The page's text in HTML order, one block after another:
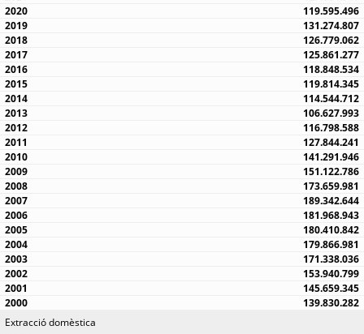
119.595.496
131.274.807
126.779.062
125.861.277
118.848.534
119.814.345
114.544.712
106.627.993
116.798.588
127.844.241
141.291.946
151.122.786
173.659.981
189.342.644
181.968.943
180.410.842
179.866.981
171.338.036
153.940.799
145.659.345
139.830.282
Extracció domèstica